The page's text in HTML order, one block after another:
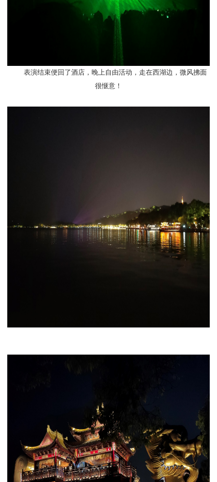
表演结束便回了酒店，晚上自由活动，走在西湖边，微风拂面
很惬意！